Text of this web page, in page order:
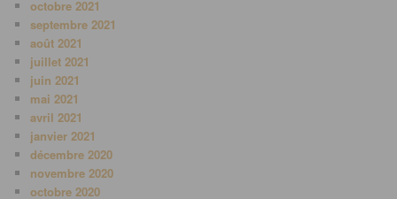
octobre 2021
septembre 2021
août 2021
juillet 2021
juin 2021
mai 2021
avril 2021
janvier 2021
décembre 2020
novembre 2020
octobre 2020